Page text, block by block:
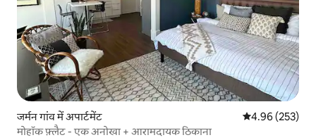
जर्मन गांव में अपार्टमेंट औसत रेटिंग 5 में से
4.96 (253)
मोहॉक फ़्लैट - एक अनोखा + आरामदायक ठिकाना